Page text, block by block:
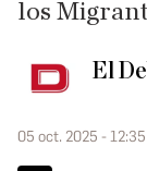
los
El
05 oct. 2025 - 12:35